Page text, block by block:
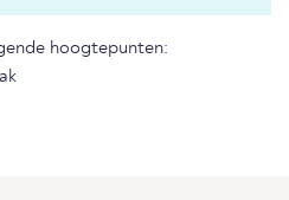
hoogtepunten: